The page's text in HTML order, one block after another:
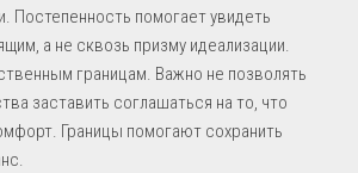
Постепенность помогает увидеть
а не сквозь призму идеализации.
границам. Важно не позволять
заставить соглашаться на то, что
Границы помогают сохранить